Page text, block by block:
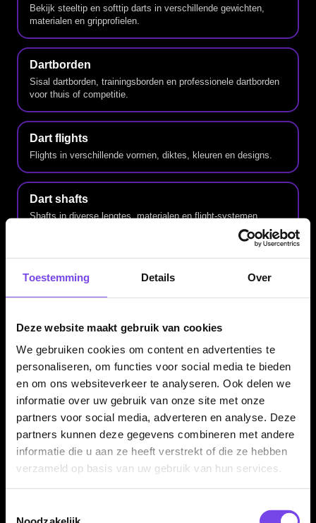
Toestemming Details Over
Deze website maakt gebruik van cookies
We gebruiken cookies om content en advertenties te
personaliseren, om functies voor social media te bieden
en om ons websiteverkeer te analyseren. Ook delen we
informatie over uw gebruik van onze site met onze
partners voor social media, adverteren en analyse. Deze
partners kunnen deze gegevens combineren met andere
informatie die u aan ze heeft verstrekt of die ze hebben
verzameld op basis van uw gebruik van hun services.
Bekijk steeltip en softtip darts in verschillende gewichten,
materialen en gripprofielen.
Dartborden
Sisal dartborden, trainingsborden en professionele dartborden
voor thuis of competitie.
Dart flights
Flights in verschillende vormen, diktes, kleuren en designs.
Dart shafts
Shafts in diverse lengtes, materialen en flight-systemen.
Dart accessoires
Accessoires voor je dartpijlen, dartbord, scorebord en
Softtip darts
Softtip dartpijlen en onderdelen voor elektronische dartborden.
Complete dartsets
Complete sets en combinaties om direct te starten met darten.
Darts aanbiedingen
Bekijk actuele deals, acties en voordeelproducten.
Waarom McDartShop voor Breda?